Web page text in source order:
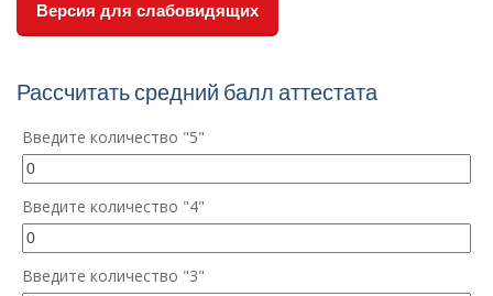
Версия для слабовидящих
Рассчитать средний балл аттестата
Введите количество "5"
Введите количество "4"
Введите количество "3"